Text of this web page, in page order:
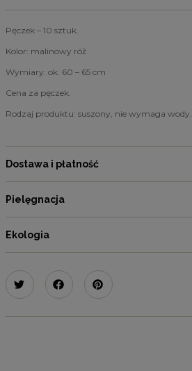
Pęczek – 10 sztuk.
Kolor: malinowy róż
Wymiary: ok. 60 – 65 cm
Cena za pęczek.
Rodzaj produktu: suszony, nie wymaga wody.
Dostawa i płatność
Pielęgnacja
Ekologia